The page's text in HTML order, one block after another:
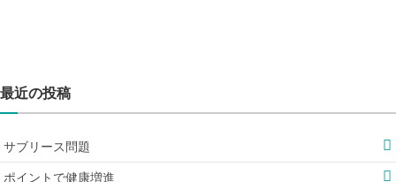
最近の投稿
サブリース問題
ポイントで健康増進